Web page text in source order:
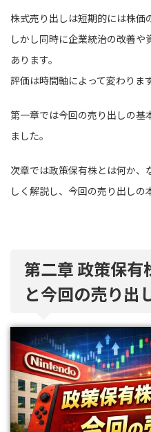
株式売り出しは短期的には株価
しかし同時に企業統治の改善
あります。
評価は時間軸によって変わります
第一章では今回の売り出しの基
ました。
次章では政策保有株とは何か、
しく解説し、今回の売り出しの
第二章 政策保有
と今回の売り出